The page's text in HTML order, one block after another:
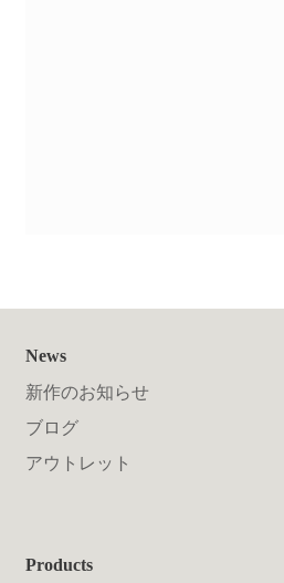
News
新作のお知らせ
ブログ
アウトレット
Products